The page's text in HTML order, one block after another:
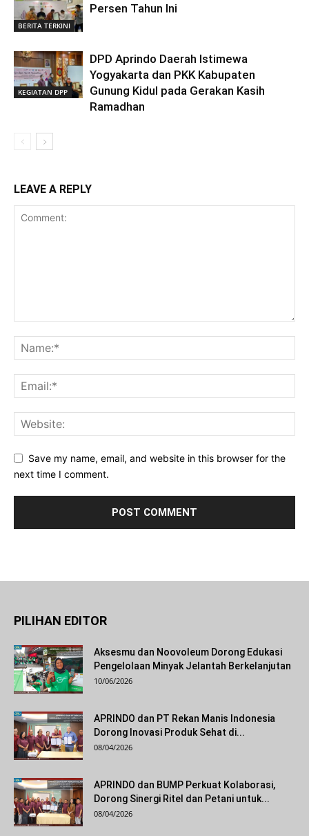
BERITA TERKINI
Persen Tahun Ini
KEGIATAN DPP
DPD Aprindo Daerah Istimewa
Yogyakarta dan PKK Kabupaten
Gunung Kidul pada Gerakan Kasih
Ramadhan
LEAVE A REPLY
Save my name, email, and website in this browser for the
next time I comment.
PILIHAN EDITOR
Aksesmu dan Noovoleum Dorong Edukasi
Pengelolaan Minyak Jelantah Berkelanjutan
10/06/2026
APRINDO dan PT Rekan Manis Indonesia
Dorong Inovasi Produk Sehat di...
08/04/2026
APRINDO dan BUMP Perkuat Kolaborasi,
Dorong Sinergi Ritel dan Petani untuk...
08/04/2026